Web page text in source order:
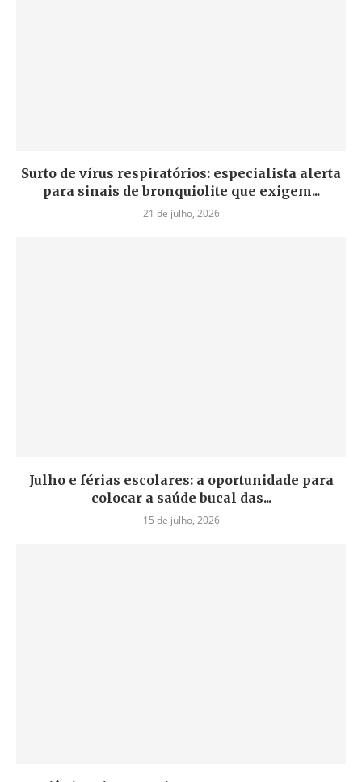
Surto de vírus respiratórios: especialista alerta
para sinais de bronquiolite que exigem...
21 de julho, 2026
Julho e férias escolares: a oportunidade para
colocar a saúde bucal das...
15 de julho, 2026